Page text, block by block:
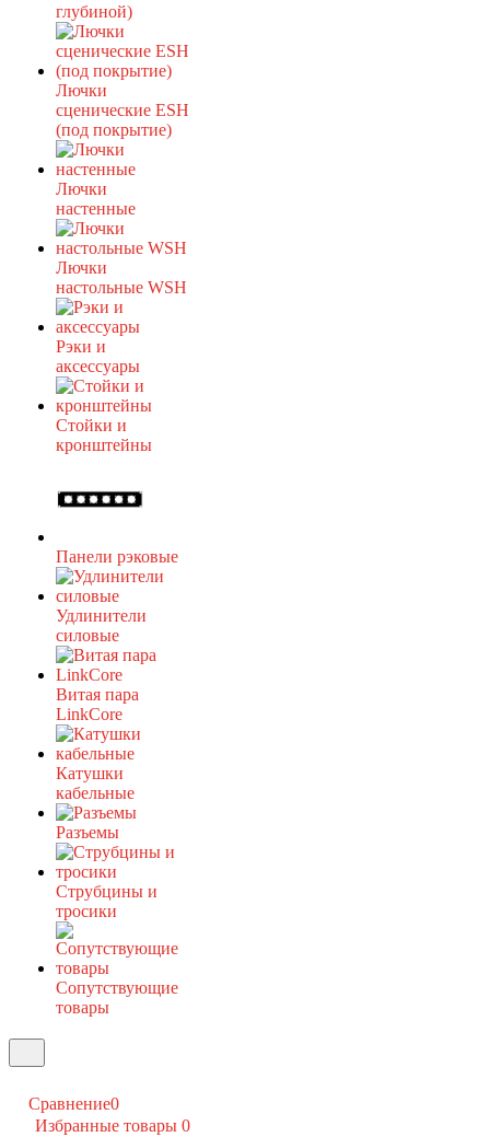
глубиной)
Лючки
сценические ESH
(под покрытие)
Лючки
настенные
Лючки
настольные WSH
Рэки и
аксессуары
Стойки и
кронштейны
Панели рэковые
Удлинители
силовые
Витая пара
LinkCore
Катушки
кабельные
Разъемы
Струбцины и
тросики
Сопутствующие
товары
Сравнение0
Избранные товары 0